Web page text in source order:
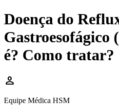
Doença do
Gastroesofágico
é? Como tratar?
person
Equipe Médica HSM